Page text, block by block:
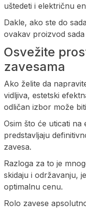
uštedeti i električnu
Dakle, ako ste do
ovakav proizvod
Osvežite
zavesama
Ako želite da
vidljiva, estetski
odličan izbor može
Osim što će uticati
predstavljaju
zavesa.
Razloga za to je
skidaju i održavanju,
optimalnu cenu.
Rolo zavese